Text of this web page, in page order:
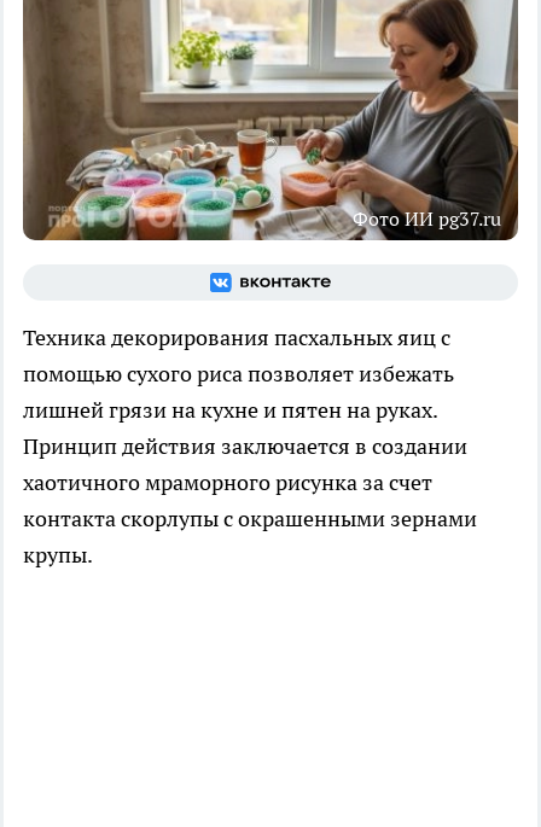
Фото ИИ pg37.ru
Техника декорирования пасхальных яиц с
помощью сухого риса позволяет избежать
лишней грязи на кухне и пятен на руках.
Принцип действия заключается в создании
хаотичного мраморного рисунка за счет
контакта скорлупы с окрашенными зернами
крупы.